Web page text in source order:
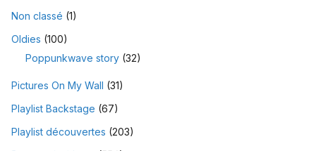
Non classé (1)
Oldies (100)
Poppunkwave story (32)
Pictures On My Wall (31)
Playlist Backstage (67)
Playlist découvertes (203)